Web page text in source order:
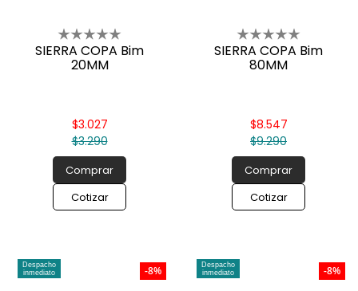
SIERRA COPA Bim
20MM
$3.290
$3.027
Comprar
Cotizar
SIERRA COPA Bim
80MM
$9.290
$8.547
Comprar
Cotizar
Despacho
inmediato
-8%
Despacho
inmediato
-8%